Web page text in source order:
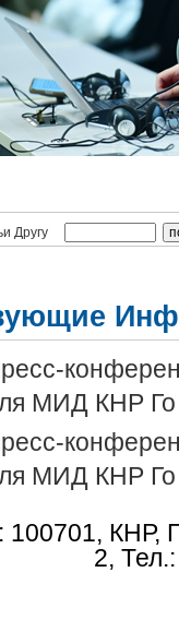
Другу
МИД КНР Го
МИД КНР Го
100701, КНР,
2,